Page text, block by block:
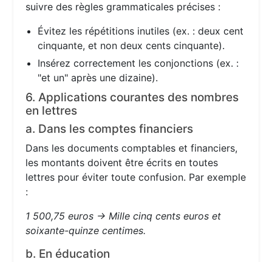
suivre des règles grammaticales précises :
Évitez les répétitions inutiles (ex. : deux cent
cinquante, et non deux cents cinquante).
Insérez correctement les conjonctions (ex. :
"et un" après une dizaine).
6. Applications courantes des nombres
en lettres
a. Dans les comptes financiers
Dans les documents comptables et financiers,
les montants doivent être écrits en toutes
lettres pour éviter toute confusion. Par exemple
:
1 500,75 euros → Mille cinq cents euros et
soixante-quinze centimes.
b. En éducation